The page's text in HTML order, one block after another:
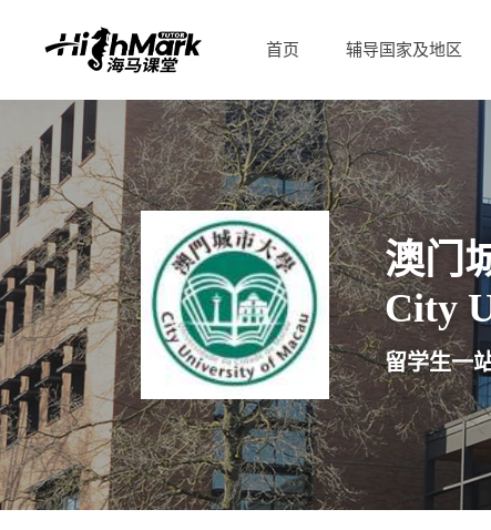
首页 辅导国家及地区
澳门
City
留学生一